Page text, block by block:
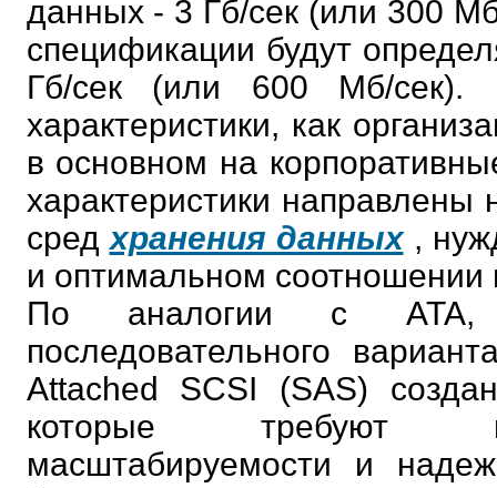
данных - 3 Гб/сек (или 300
спецификации будут
Гб/сек (или 600 Мб/сек).
характеристики, как
в основном на
характеристики направлены
средхранения данных ,
и оптимальном соотношении
По аналогии с ATA,
последовательного
Attached SCSI (SAS)
которые требуют
масштабируемости и